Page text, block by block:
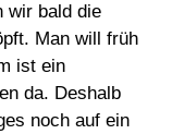
wir bald die
Man will früh
ist ein
da. Deshalb
noch auf ein